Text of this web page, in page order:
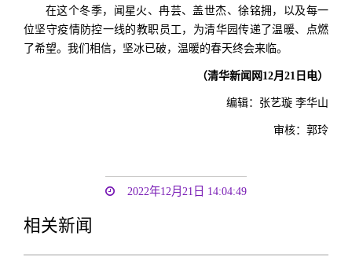
在这个冬季，闻星火、冉芸、盖世杰、徐铭拥，以及每一
位坚守疫情防控一线的教职员工，为清华园传递了温暖、点燃
了希望。我们相信，坚冰已破，温暖的春天终会来临。
（清华新闻网12月21日电）
编辑：张艺璇 李华山
审核：郭玲
2022年12月21日 14:04:49
相关新闻